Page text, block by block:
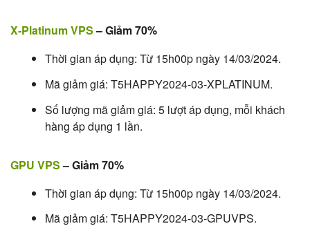
X-Platinum VPS– Giảm 70%
Thời gian áp dụng: Từ 15h00p ngày 14/03/2024.
Mã giảm giá: T5HAPPY2024-03-XPLATINUM.
Số lượng mã giảm giá: 5 lượt áp dụng, mỗi khách
hàng áp dụng 1 lần.
GPU VPS– Giảm 70%
Thời gian áp dụng: Từ 15h00p ngày 14/03/2024.
Mã giảm giá: T5HAPPY2024-03-GPUVPS.